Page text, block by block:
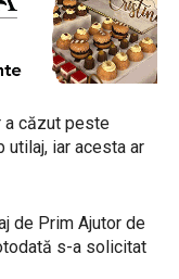
a căzut peste
utilaj, iar acesta ar
de Prim Ajutor de
s-a solicitat